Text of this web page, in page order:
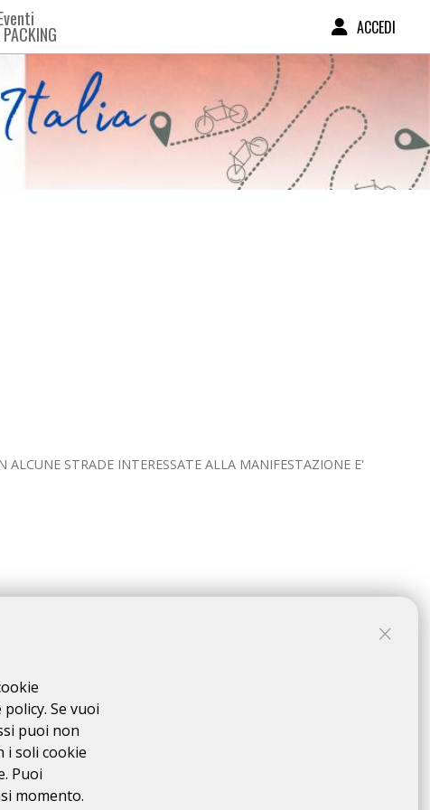
ACCEDI
STRADE INTERESSATE ALLA MANIFESTAZIONE E'
Se vuoi
puoi non
i soli cookie
Puoi
momento.